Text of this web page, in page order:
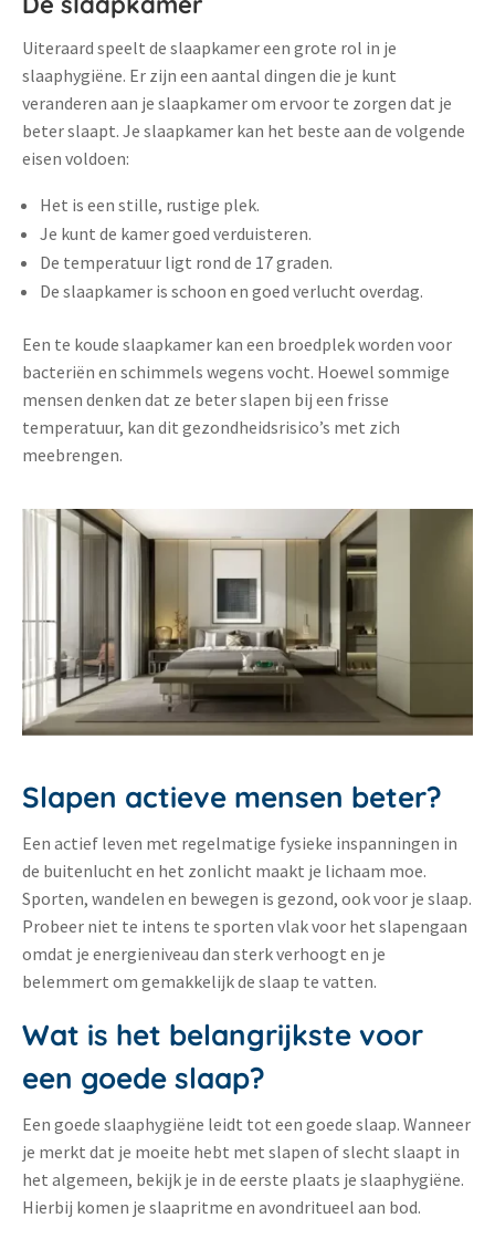
Uiteraard speelt de slaapkamer een grote rol in je
slaaphygiëne. Er zijn een aantal dingen die je kunt
veranderen aan je slaapkamer om ervoor te zorgen dat je
beter slaapt. Je slaapkamer kan het beste aan de volgende
eisen voldoen:
Het is een stille, rustige plek.
Je kunt de kamer goed verduisteren.
De temperatuur ligt rond de 17 graden.
De slaapkamer is schoon en goed verlucht overdag.
Een te koude slaapkamer kan een broedplek worden voor
bacteriën en schimmels wegens vocht. Hoewel sommige
mensen denken dat ze beter slapen bij een frisse
temperatuur, kan dit gezondheidsrisico’s met zich
meebrengen.
Slapen actieve mensen beter?
Een actief leven met regelmatige fysieke inspanningen in
de buitenlucht en het zonlicht maakt je lichaam moe.
Sporten, wandelen en bewegen is gezond, ook voor je slaap.
Probeer niet te intens te sporten vlak voor het slapengaan
omdat je energieniveau dan sterk verhoogt en je
belemmert om gemakkelijk de slaap te vatten.
Wat is het belangrijkste voor
een goede slaap?
Een goede slaaphygiëne leidt tot een goede slaap. Wanneer
je merkt dat je moeite hebt met slapen of slecht slaapt in
het algemeen, bekijk je in de eerste plaats je slaaphygiëne.
Hierbij komen je slaapritme en avondritueel aan bod.